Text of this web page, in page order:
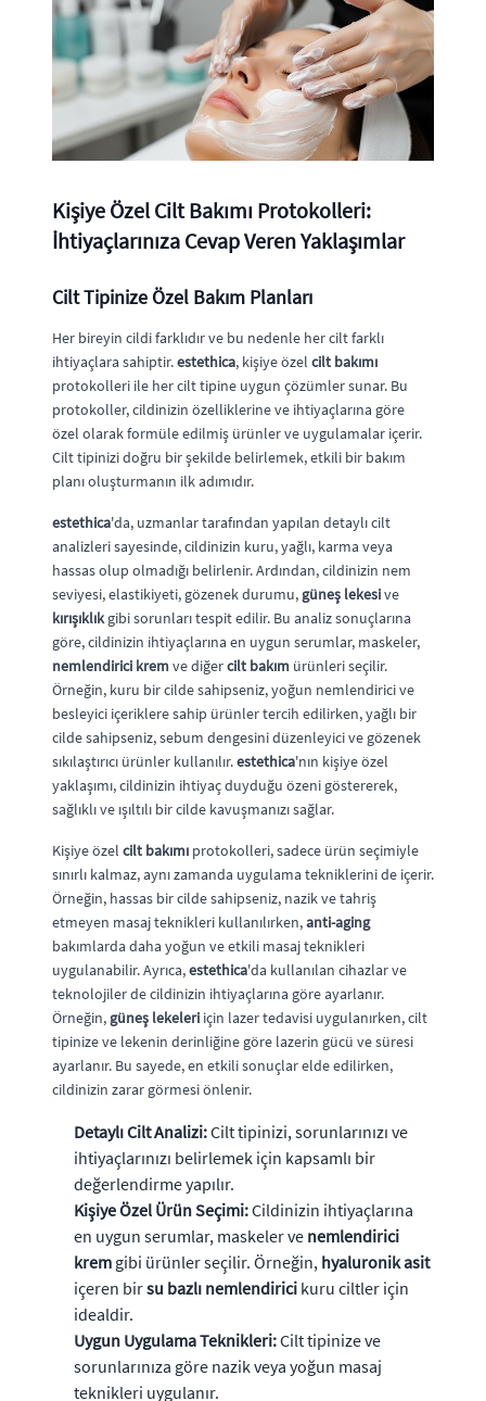
Kişiye Özel Cilt Bakımı Protokolleri:
İhtiyaçlarınıza Cevap Veren Yaklaşımlar
Cilt Tipinize Özel Bakım Planları
Her bireyin cildi farklıdır ve bu nedenle her cilt farklı
ihtiyaçlara sahiptir.estethica, kişiye özel cilt bakımı
protokolleri ile her cilt tipine uygun çözümler sunar. Bu
protokoller, cildinizin özelliklerine ve ihtiyaçlarına göre
özel olarak formüle edilmiş ürünler ve uygulamalar içerir.
Cilt tipinizi doğru bir şekilde belirlemek, etkili bir bakım
planı oluşturmanın ilk adımıdır.
estethica'da, uzmanlar tarafından yapılan detaylı cilt
analizleri sayesinde, cildinizin kuru, yağlı, karma veya
hassas olup olmadığı belirlenir. Ardından, cildinizin nem
seviyesi, elastikiyeti, gözenek durumu, güneş lekesive
kırışıklıkgibi sorunları tespit edilir. Bu analiz sonuçlarına
göre, cildinizin ihtiyaçlarına en uygun serumlar, maskeler,
nemlendirici krem ve diğercilt bakım ürünleri seçilir.
Örneğin, kuru bir cilde sahipseniz, yoğun nemlendirici ve
besleyici içeriklere sahip ürünler tercih edilirken, yağlı bir
cilde sahipseniz, sebum dengesini düzenleyici ve gözenek
sıkılaştırıcı ürünler kullanılır.estethica'nın kişiye özel
yaklaşımı, cildinizin ihtiyaç duyduğu özeni göstererek,
sağlıklı ve ışıltılı bir cilde kavuşmanızı sağlar.
Kişiye özel cilt bakımı protokolleri, sadece ürün seçimiyle
sınırlı kalmaz, aynı zamanda uygulama tekniklerini de içerir.
Örneğin, hassas bir cilde sahipseniz, nazik ve tahriş
etmeyen masaj teknikleri kullanılırken,anti-aging
bakımlarda daha yoğun ve etkili masaj teknikleri
uygulanabilir. Ayrıca,estethica'da kullanılan cihazlar ve
teknolojiler de cildinizin ihtiyaçlarına göre ayarlanır.
Örneğin, güneş lekeleri için lazer tedavisi uygulanırken, cilt
tipinize ve lekenin derinliğine göre lazerin gücü ve süresi
ayarlanır. Bu sayede, en etkili sonuçlar elde edilirken,
cildinizin zarar görmesi önlenir.
Detaylı Cilt Analizi:Cilt tipinizi, sorunlarınızı ve
ihtiyaçlarınızı belirlemek için kapsamlı bir
değerlendirme yapılır.
Kişiye Özel Ürün Seçimi:Cildinizin ihtiyaçlarına
en uygun serumlar, maskeler ve nemlendirici
krem gibi ürünler seçilir. Örneğin, hyaluronik asit
içeren birsu bazlı nemlendirici kuru ciltler için
idealdir.
Uygun Uygulama Teknikleri:Cilt tipinize ve
sorunlarınıza göre nazik veya yoğun masaj
teknikleri uygulanır.